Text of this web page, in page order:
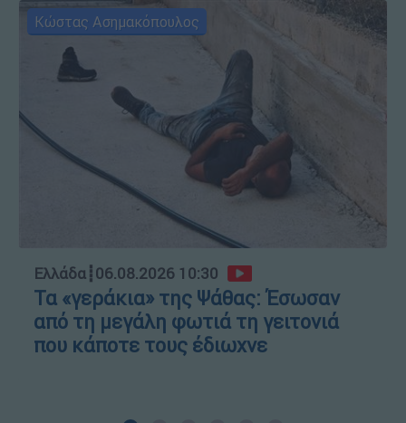
Κώστας Ασημακόπουλος
Ελλάδα┋06.08.2026 10:30
Τα «γεράκια» της Ψάθας: Έσωσαν
από τη μεγάλη φωτιά τη γειτονιά
που κάποτε τους έδιωχνε